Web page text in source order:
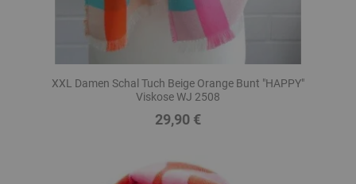
XXL Damen Schal Tuch Beige Orange Bunt "HAPPY"
Viskose WJ 2508
Preis
29,90 €